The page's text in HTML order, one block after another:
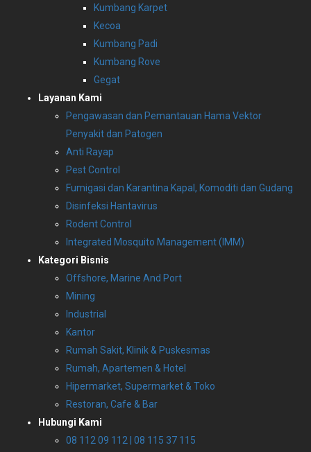
Kumbang Karpet
Kecoa
Kumbang Padi
Kumbang Rove
Gegat
Layanan Kami
Pengawasan dan Pemantauan Hama Vektor
Penyakit dan Patogen
Anti Rayap
Pest Control
Fumigasi dan Karantina Kapal, Komoditi dan Gudang
Disinfeksi Hantavirus
Rodent Control
Integrated Mosquito Management (IMM)
Kategori Bisnis
Offshore, Marine And Port
Mining
Industrial
Kantor
Rumah Sakit, Klinik & Puskesmas
Rumah, Apartemen & Hotel
Hipermarket, Supermarket & Toko
Restoran, Cafe & Bar
Hubungi Kami
08 112 09 112 | 08 115 37 115